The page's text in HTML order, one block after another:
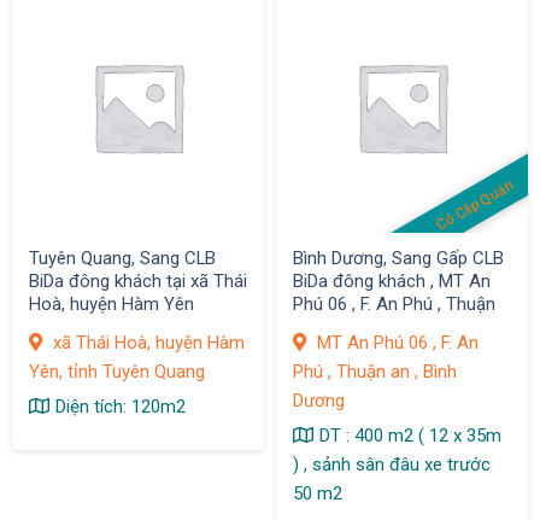
Tuyên Quang, Sang CLB
BiDa đông khách tại xã Thái
Hoà, huyện Hàm Yên
xã Thái Hoà, huyện Hàm
Yên, tỉnh Tuyên Quang
Diện tích: 120m2
Có Clip Quán
Bình Dương, Sang Gấp CLB
BiDa đông khách , MT An
Phú 06 , F. An Phú , Thuận
MT An Phú 06 , F. An
Phú , Thuận an , Bình
Dương
DT : 400 m2 ( 12 x 35m
) , sảnh sân đâu xe trước
50 m2